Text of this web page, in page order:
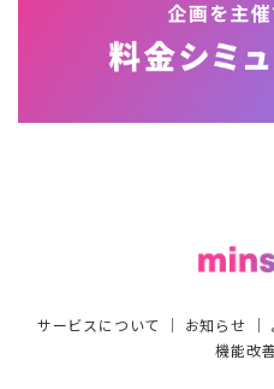
サービスについて ｜ お知らせ ｜
機能改